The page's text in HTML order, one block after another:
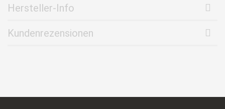
Hersteller-Info
Kundenrezensionen